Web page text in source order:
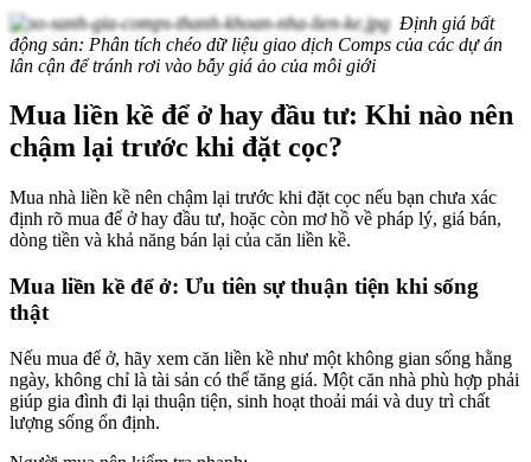
Định giá bất
động sản: Phân tích chéo dữ liệu giao dịch Comps của các dự án
lân cận để tránh rơi vào bẫy giá ảo của môi giới
Mua liền kề để ở hay đầu tư: Khi nào nên
chậm lại trước khi đặt cọc?
Mua nhà liền kề nên chậm lại trước khi đặt cọc nếu bạn chưa xác
định rõ mua để ở hay đầu tư, hoặc còn mơ hồ về pháp lý, giá bán,
dòng tiền và khả năng bán lại của căn liền kề.
Mua liền kề để ở: Ưu tiên sự thuận tiện khi sống
thật
Nếu mua để ở, hãy xem căn liền kề như một không gian sống hằng
ngày, không chỉ là tài sản có thể tăng giá. Một căn nhà phù hợp phải
giúp gia đình đi lại thuận tiện, sinh hoạt thoải mái và duy trì chất
lượng sống ổn định.